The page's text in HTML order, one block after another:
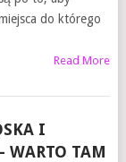
do którego
Read More
I
WARTO TAM